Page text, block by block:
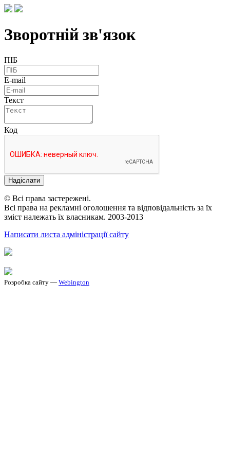
Зворотній зв'язок
ПІБ
E-mail
Текст
Код
Надіслати
© Всі права застережені.
Всі права на рекламні оголошення та відповідальність за їх
зміст належать їх власникам. 2003-2013
Написати листа адміністрації сайту
Розробка сайту — Webington